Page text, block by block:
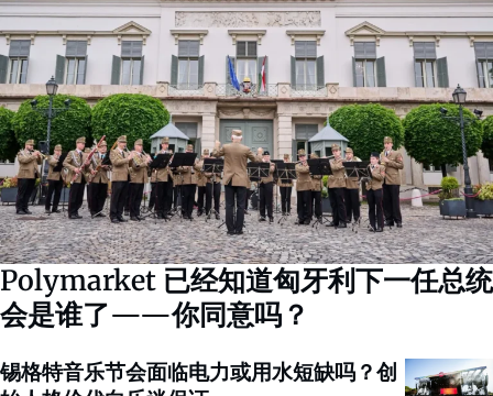
Polymarket 已经知道匈牙利下一任总统
会是谁了——你同意吗？
锡格特音乐节会面临电力或用水短缺吗？创